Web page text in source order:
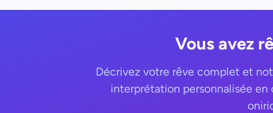
Vous avez
Décrivez votre rêve complet et
interprétation personnalisée